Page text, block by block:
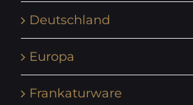
Deutschland
Europa
Frankaturware